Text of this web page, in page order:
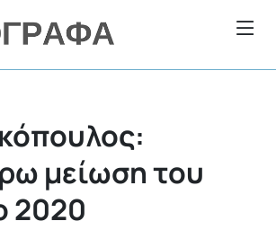
μείωση του
2020